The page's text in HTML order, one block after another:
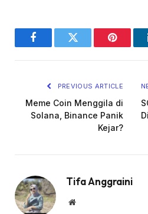
FacebookTwitter Pinterest
PREVIOUS ARTICLE
Meme Coin Menggila di
Solana, Binance Panik
Kejar?
Tifa Anggraini
Website